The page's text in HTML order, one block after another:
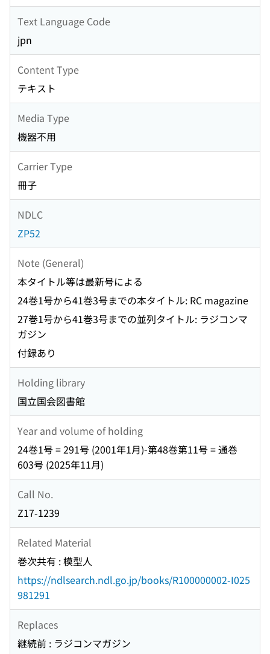
Text Language Code
jpn
Content Type
テキスト
Media Type
機器不用
Carrier Type
冊子
NDLC
ZP52
Note (General)
本タイトル等は最新号による
24巻1号から41巻3号までの本タイトル: RC magazine
27巻1号から41巻3号までの並列タイトル: ラジコンマ
ガジン
付録あり
Holding library
国立国会図書館
Year and volume of holding
24巻1号 = 291号 (2001年1月)-第48巻第11号 = 通巻
603号 (2025年11月)
Call No.
Z17-1239
Related Material
巻次共有 : 模型人
https://ndlsearch.ndl.go.jp/books/R100000002-I025
981291
Replaces
継続前 : ラジコンマガジン